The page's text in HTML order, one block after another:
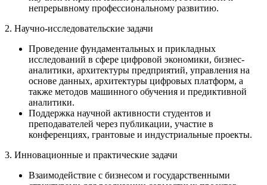
непрерывному профессиональному развитию.
2. Научно-исследовательские задачи
Проведение фундаментальных и прикладных
исследований в сфере цифровой экономики, бизнес-
аналитики, архитектуры предприятий, управления на
основе данных, архитектуры цифровых платформ, а
также методов машинного обучения и предиктивной
аналитики.
Поддержка научной активности студентов и
преподавателей через публикации, участие в
конференциях, грантовые и индустриальные проекты.
3. Инновационные и практические задачи
Взаимодействие с бизнесом и государственными